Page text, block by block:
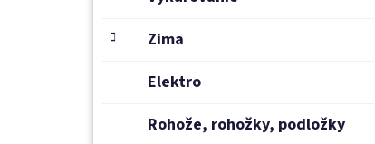
Zima
Elektro
Rohože, rohožky, podložky